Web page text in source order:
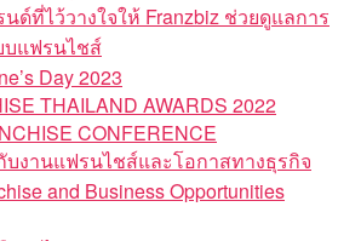
ที่ไว้วางใจให้ Franzbiz ช่วยดูแลการ
แฟรนไชส์
Day 2023
THAILAND AWARDS 2022
CONFERENCE
งานแฟรนไชส์และโอกาสทางธุรกิจ
and Business Opportunities